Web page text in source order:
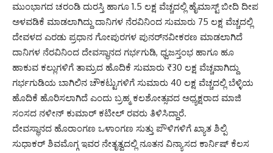
ಮುಂಭಾಗದ ಚರಂಡಿ ದುರಸ್ತಿ ಹಾಗೂ 1.5 ಲಕ್ಷ ವೆಚ್ಚದಲ್ಲಿ ಹೈಮಾಸ್ಟ್ ಬೀದಿ ದೀಪ
ಅಳವಡಿಕೆ ಮಾಡಲಾಗಿದ್ದು ದಾನಿಗಳ ನೆರವಿನಿಂದ ಸುಮಾರು 75 ಲಕ್ಷ ವೆಚ್ಚದಲ್ಲಿ
ದೇವಳದ ಎರಡು ಪ್ರಧಾನ ಗೋಪುರಗಳ ಪುನರ್‌ನವೀಕರಣ ಮಾಡಲಾಗಿದೆ
ದಾನಿಗಳ ನೆರವಿನಿಂದ ದೇವಸ್ಥಾನದ ಗರ್ಭಗುಡಿ, ಧ್ವಜಸ್ತಂಭ ಹಾಗೂ ಹೂ
ಹಾಕುವ ಕಲ್ಲುಗಳಿಗೆ ತಾಮ್ರದ ಹೊದಿಕೆ ಸುಮಾರು ₹30 ಲಕ್ಷ ವೆಚ್ಚವಾಗಿದ್ದು
ಗರ್ಭಗುಡಿಯ ಬಾಗಿಲಿನ ಚೌಕಟ್ಟುಗಳಿಗೆ ಸುಮಾರು 40 ಲಕ್ಷ ವೆಚ್ಚದಲ್ಲಿ ಬೆಳ್ಳಿಯ
ಹೊದಿಕೆ ಹೊರಿಸಲಾಗಿದೆ ಎಂದು ಬ್ರಹ್ಮ ಕಲಶೋತ್ಸವದ ಅಧ್ಯಕ್ಷರಾದ ಮಾಜಿ
ಸಂಸದ ನಳೀನ್ ಕುಮಾರ್ ಕಟೀಲ್ ರವರು ತಿಳಿಸಿದ್ದಾರೆ.
ದೇವಸ್ಥಾನದ ಹೊರಾಂಗಣ ಒಳಾಂಗಣ ಸುತ್ತು ಪೌಳಿಗಳಿಗೆ ಖ್ಯಾತ ಶಿಲ್ಪಿ
ಸುಧಾಕರ್ ಶಿವಮೊಗ್ಗ ಇವರ ನೇತೃತ್ವದಲ್ಲಿ ನೂತನ ವಿನ್ಯಾಸದ ಕಾರ್ನಿಷ್ ಕೆಲಸ